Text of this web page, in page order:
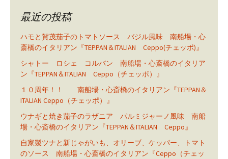
最近の投稿
ハモと賀茂茄子のトマトソース バジル風味 南船場・心
斎橋のイタリアン『TEPPAN＆ITALIAN Ceppo(チェッポ)』
シャトー ロシェ コルバン 南船場・心斎橋のイタリア
ン『TEPPAN＆ITALIAN Ceppo（チェッポ）』
１０周年！！ 南船場・心斎橋のイタリアン『TEPPAN＆
ITALIAN Ceppo（チェッポ）』
ウナギと焼き茄子のラザニア パルミジャーノ風味 南船
場・心斎橋のイタリアン『TEPPAN＆ITALIAN Ceppo』
自家製ツナと新じゃがいも、オリーブ、ケッパー、トマト
のソース 南船場・心斎橋のイタリアン『Ceppo（チェッ